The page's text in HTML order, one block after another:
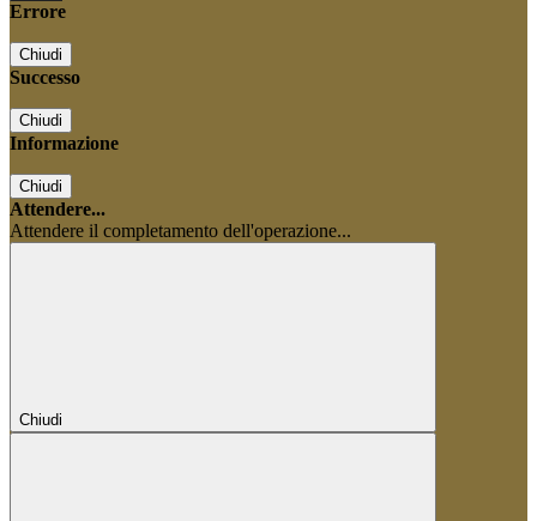
Errore
Chiudi
Successo
Chiudi
Informazione
Chiudi
Attendere...
Attendere il completamento dell'operazione...
Chiudi